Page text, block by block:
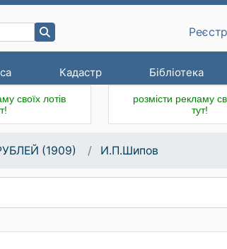
Кадастр Бібліотека
своїх лотів
розмісти рекламу
тут!
(1909) И.П.Шипов